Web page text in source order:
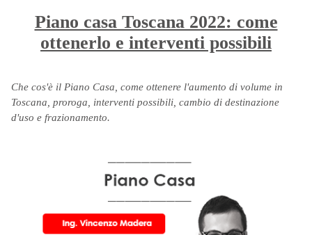
Piano casa Toscana 2022: come
ottenerlo e interventi possibili
Che cos'è il Piano Casa, come ottenere l'aumento di volume in
Toscana, proroga, interventi possibili, cambio di destinazione
d'uso e frazionamento.